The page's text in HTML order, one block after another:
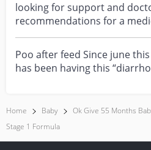
looking for support and
recommendations for a
feeling really over...
Poo after feed Since june
has been having this
Home Baby
Ok Give 55 Months
Stage 1 Formula